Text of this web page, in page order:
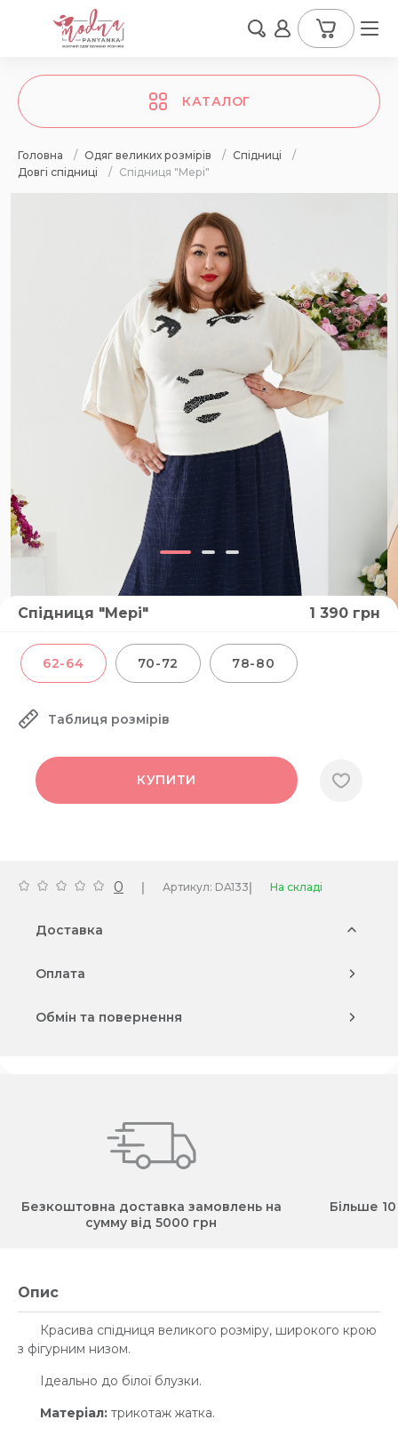
КАТАЛОГ
Головна / Одяг великих розмірів / Спідниці
/
Довгі спідниці
/ Спідниця "Мері"
Спідниця "Мері" 1 390 грн
62-64 70-72 78-80
Таблиця розмірів
КУПИТИ
0 | Артикул: DA133| На складі
Доставка
Оплата
Обмін та повернення
Безкоштовна доставка замовлень на
сумму від 5000 грн
Більше
Опис
Красива спідниця великого розміру, широкого крою
з фігурним низом.
Ідеально до білої блузки.
Матеріал: трикотаж жатка.